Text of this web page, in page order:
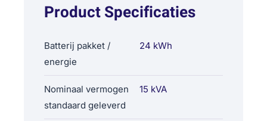
Product Specificaties
Batterij pakket /
energie
24 kWh
Nominaal vermogen
standaard geleverd
15 kVA